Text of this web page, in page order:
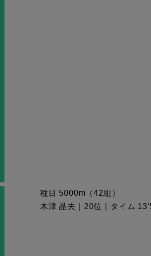
種目 5000m（42組）
木津 晶夫｜20位｜タイム